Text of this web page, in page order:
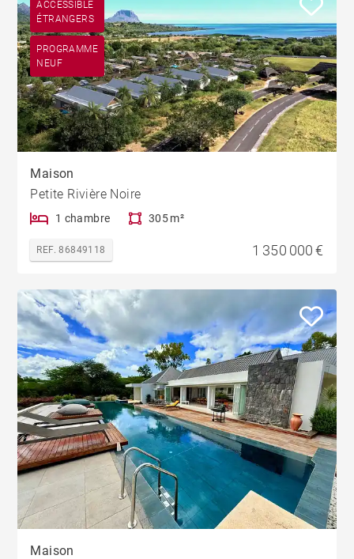
ACCESSIBLE
ÉTRANGERS
PROGRAMME
NEUF
Maison
Petite Rivière Noire
1 chambre 305 m²
REF. 86849118 1 350 000 €
Maison